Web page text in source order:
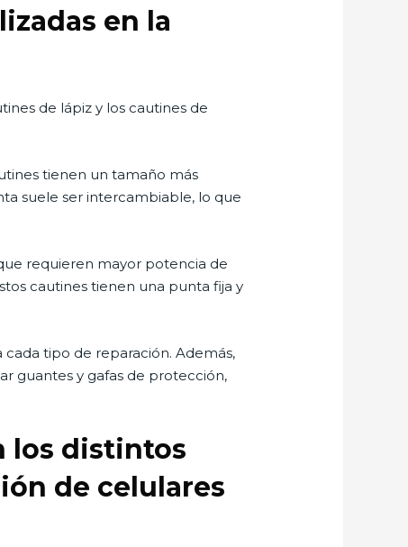
en la
de lápiz y los cautines de
tienen un tamaño más
suele ser intercambiable, lo que
requieren mayor potencia de
cautines tienen una punta fija y
tipo de reparación. Además,
guantes y gafas de protección,
los distintos
de celulares